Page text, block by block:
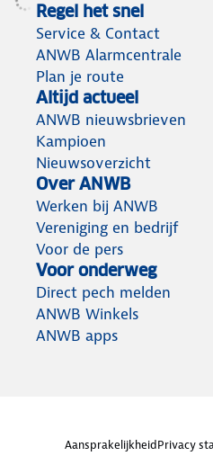
Regel het snel
Service & Contact
ANWB Alarmcentrale
Plan je route
Altijd actueel
ANWB nieuwsbrieven
Kampioen
Nieuwsoverzicht
Over ANWB
Werken bij ANWB
Vereniging en bedrijf
Voor de pers
Voor onderweg
Direct pech melden
ANWB Winkels
ANWB apps
AansprakelijkheidPrivacy